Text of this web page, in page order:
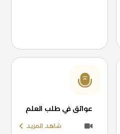
عوائق في طلب العلم
شاهد المزيد